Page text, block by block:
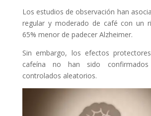
Los estudios de observación han
regular y moderado de café con un
65% menor de padecer Alzheimer.
Sin embargo, los efectos
cafeína no han sido
controlados aleatorios.